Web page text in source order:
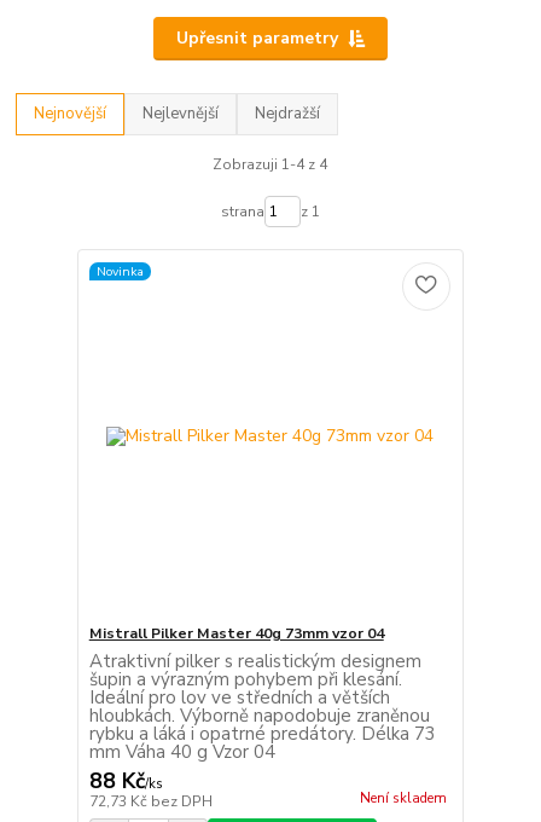
Upřesnit parametry
Nejnovější Nejlevnější Nejdražší
Zobrazuji 1-4 z 4
strana z 1
Novinka
Mistrall Pilker Master 40g 73mm vzor 04
Atraktivní pilker s realistickým designem
šupin a výrazným pohybem při klesání.
Ideální pro lov ve středních a větších
hloubkách. Výborně napodobuje zraněnou
rybku a láká i opatrné predátory. Délka 73
mm Váha 40 g Vzor 04
88 Kč/ks
72,73 Kč bez DPH Není skladem